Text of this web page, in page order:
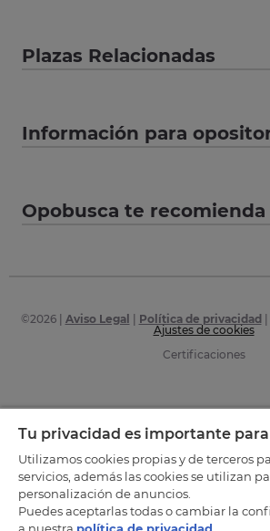
Plazas Relacionadas
Información para
Opobusca te recomienda
©2026| Aviso Legal Política de privacidad
Ajustes de cookies
Certificaciones
Tu privacidad es importante
Utilizamos cookies propias y de terceros
servicios, además las cookies se utilizan
personalización de anuncios.
Puedes aceptarlas todas o cambiar la